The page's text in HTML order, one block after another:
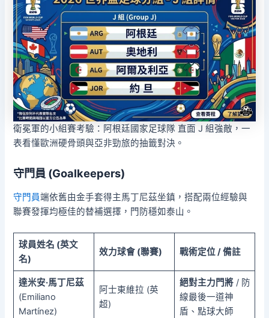
衛冕軍的小組賽考驗：阿根廷國家足球隊 直面 J 組強敵，一
表看懂歐洲硬骨頭與亞非勁旅的抽籤對決。
守門員 (Goalkeepers)
守門員端依舊由金手套得主馬丁尼茲坐鎮，搭配兩位經驗與
聯賽發揮均極佳的替補選擇，門防穩如泰山。
球員姓名 (英文
名)
效力球會 (聯賽) 戰術定位 / 備註
達米安·馬丁尼茲
(Emiliano
Martínez)
阿士東維拉 (英
超)
絕對主力門將/ 防
線最後一道神
盾、點球大師